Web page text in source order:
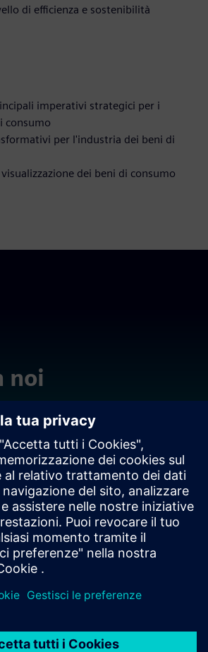
di efficienza e sostenibilità
imperativi strategici per i
consumo
per l'industria dei beni di
dei beni di consumo
noi
disposizione per qualsiasi